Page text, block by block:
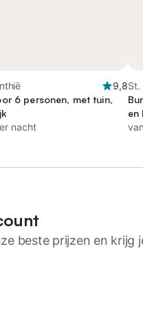
9,8
6 personen, met tuin,
nacht
St.
en
beste prijzen en krijg